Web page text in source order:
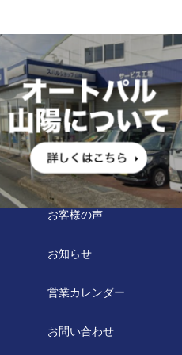
お客様の声
お知らせ
営業カレンダー
お問い合わせ